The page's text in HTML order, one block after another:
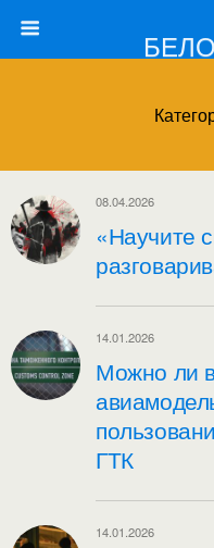
08.04.2026
«Научите
14.01.2026
Можно ли
ГТК
14.01.2026